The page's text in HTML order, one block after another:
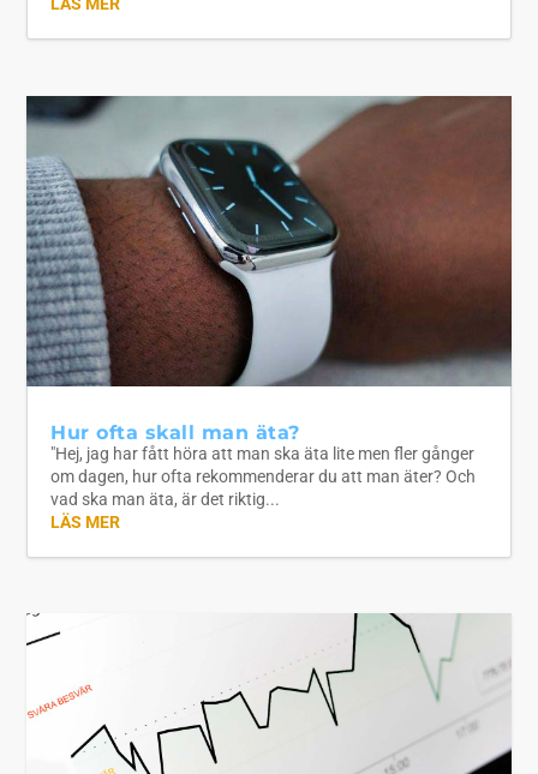
LÄS MER
Hur ofta skall man äta?
"Hej, jag har fått höra att man ska äta lite men fler gånger
om dagen, hur ofta rekommenderar du att man äter? Och
vad ska man äta, är det riktig...
LÄS MER